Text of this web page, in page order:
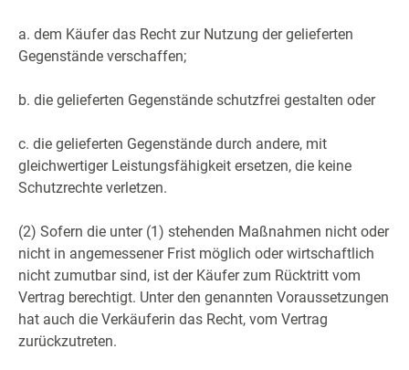
a. dem Käufer das Recht zur Nutzung der gelieferten
Gegenstände verschaffen;
b. die gelieferten Gegenstände schutzfrei gestalten oder
c. die gelieferten Gegenstände durch andere, mit
gleichwertiger Leistungsfähigkeit ersetzen, die keine
Schutzrechte verletzen.
(2) Sofern die unter (1) stehenden Maßnahmen nicht oder
nicht in angemessener Frist möglich oder wirtschaftlich
nicht zumutbar sind, ist der Käufer zum Rücktritt vom
Vertrag berechtigt. Unter den genannten Voraussetzungen
hat auch die Verkäuferin das Recht, vom Vertrag
zurückzutreten.